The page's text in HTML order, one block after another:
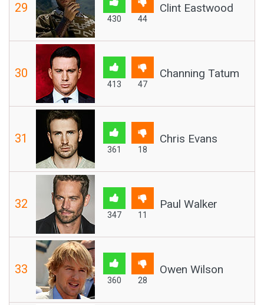
29
430 44
Clint Eastwood
30
413 47
Channing Tatum
31
361 18
Chris Evans
32
347 11
Paul Walker
33
360 28
Owen Wilson